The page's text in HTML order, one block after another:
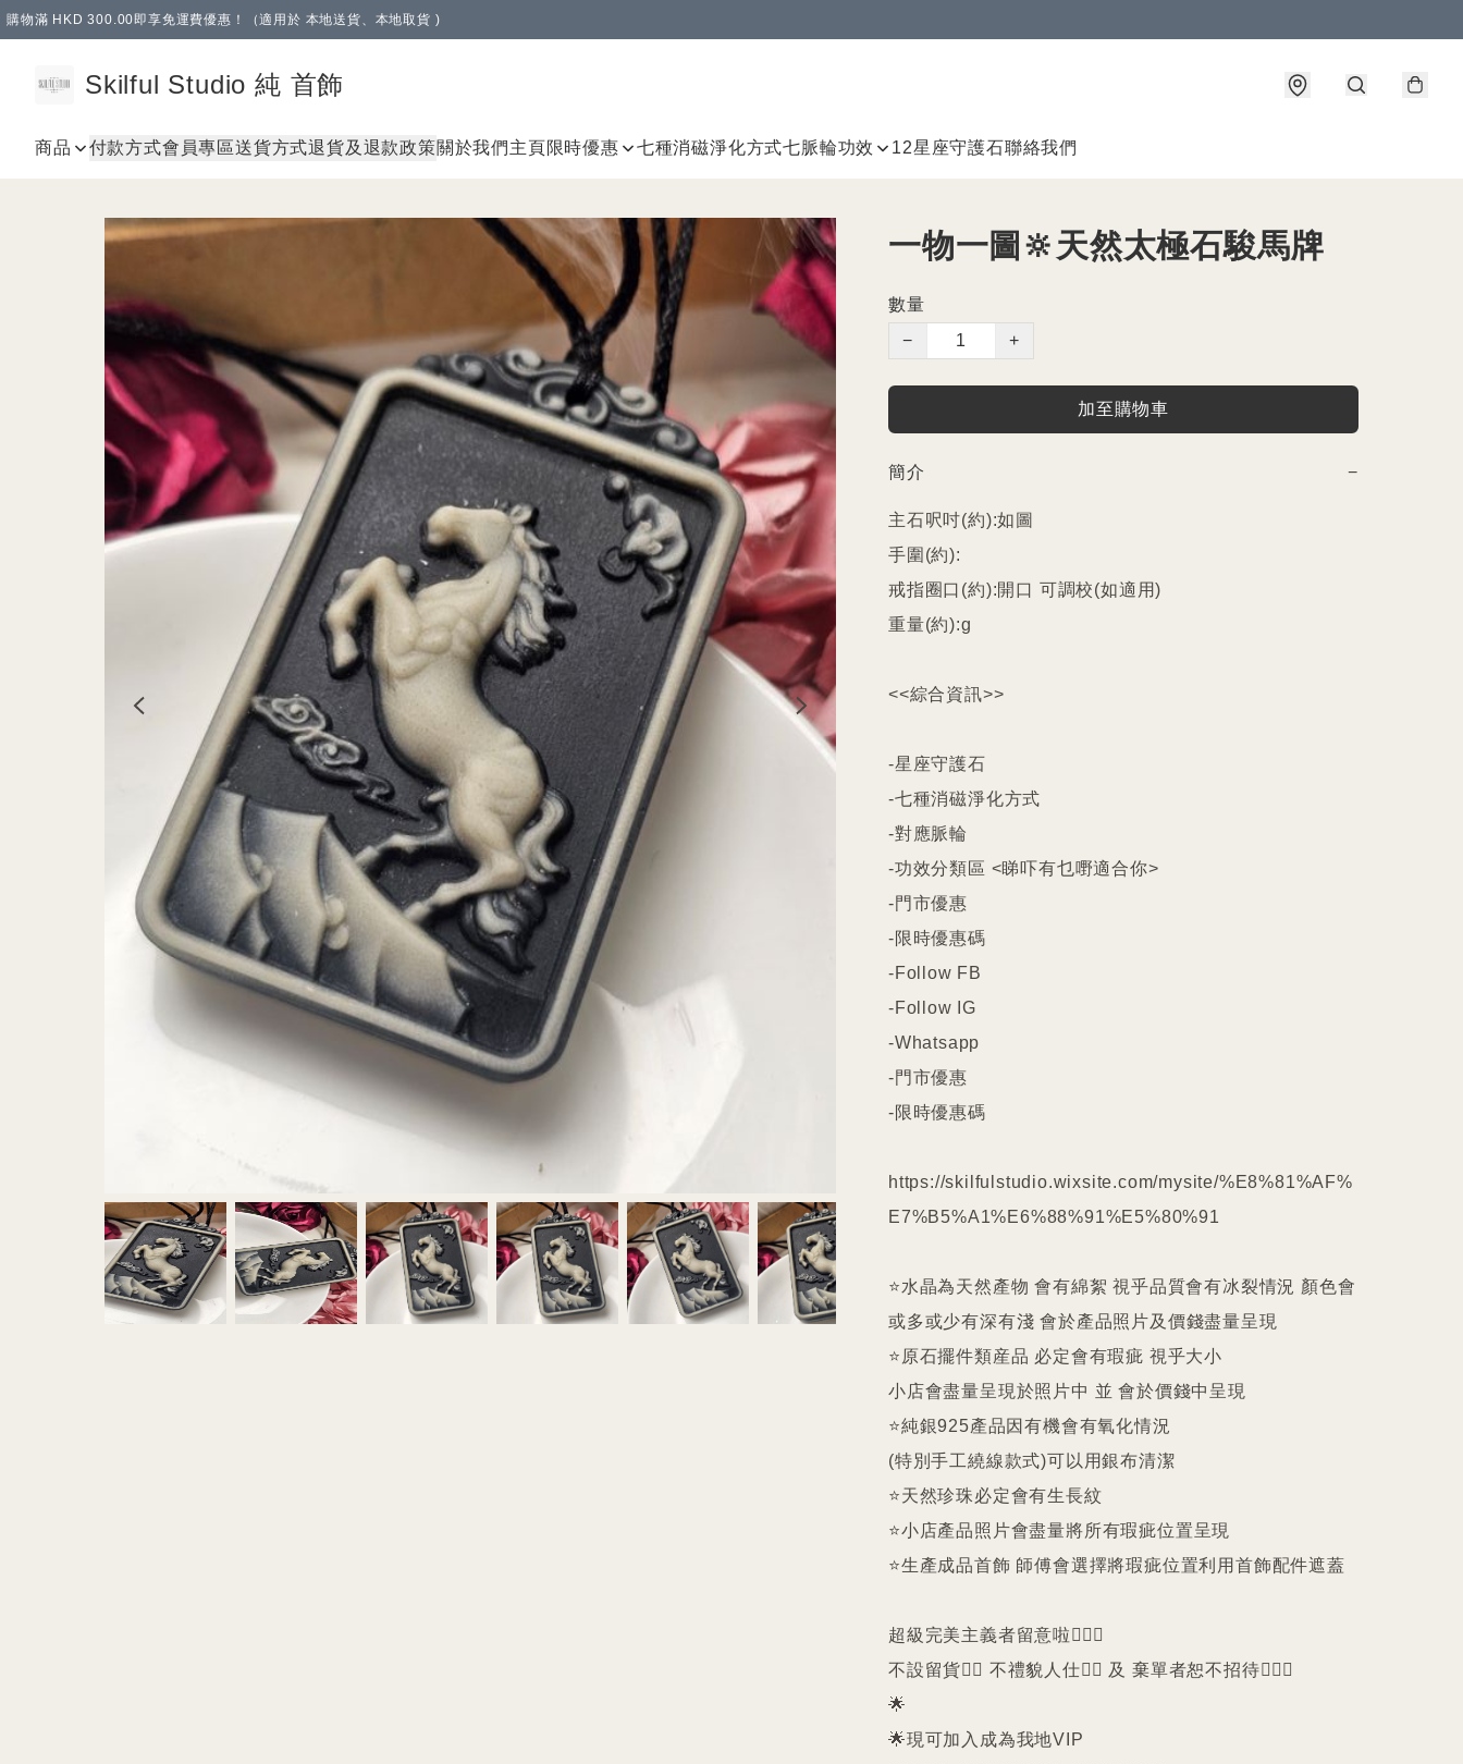
購物滿 HKD 300.00即享免運費優惠！（適用於 本地送貨、本地取貨 )
Skilful Studio 純 首飾
商品 付款方式會員專區送貨方式退貨及退款政策關於我們 主頁限時優惠 七種消磁淨化方式七脈輪功效 12星座守護石聯絡我們
一物一圖🔆天然太極石駿馬牌
數量
−
+
加至購物車
簡介 −
主石呎吋(約):如圖
手圍(約):
戒指圈口(約):開口 可調校(如適用)
重量(約):g
<<綜合資訊>>
-星座守護石
-七種消磁淨化方式
-對應脈輪
-功效分類區 <睇吓有乜嘢適合你>
-門市優惠
-限時優惠碼
-Follow FB
-Follow IG
-Whatsapp
-門市優惠
-限時優惠碼
https://skilfulstudio.wixsite.com/mysite/%E8%81%AF%
E7%B5%A1%E6%88%91%E5%80%91
⭐️水晶為天然產物 會有綿絮 視乎品質會有冰裂情況 顏色會
或多或少有深有淺 會於產品照片及價錢盡量呈現
⭐️原石擺件類産品 必定會有瑕疵 視乎大小
小店會盡量呈現於照片中 並 會於價錢中呈現
⭐️純銀925產品因有機會有氧化情況
(特別手工繞線款式)可以用銀布清潔
⭐️天然珍珠必定會有生長紋
⭐️小店產品照片會盡量將所有瑕疵位置呈現
⭐️生產成品首飾 師傅會選擇將瑕疵位置利用首飾配件遮蓋
超級完美主義者留意啦🙇🏻‍♀️
不設留貨🙅‍♀️ 不禮貌人仕🙅‍♀️ 及 棄單者恕不招待🙇🏻‍♀️
🌟
🌟現可加入成為我地VIP